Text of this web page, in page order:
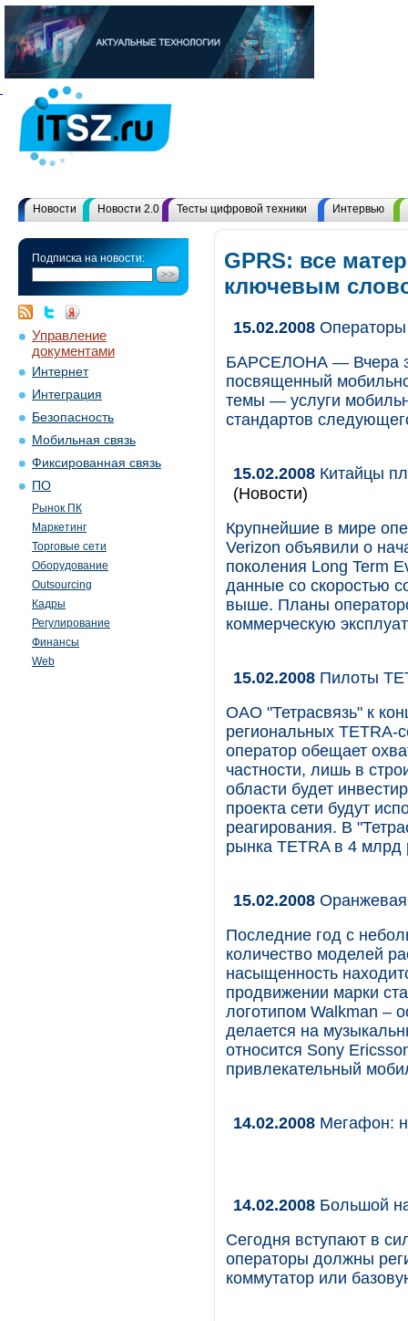
Новости Новости 2.0 Тесты цифровой техники Интервью
Подписка на новости:
Управление
документами
Интернет
Интеграция
Безопасность
Мобильная связь
Фиксированная связь
ПО
Рынок ПК
Маркетинг
Торговые сети
Оборудование
Outsourcing
Кадры
Регулирование
Финансы
Web
GPRS: все
ключевым
15.02.2008 Операторы
БАРСЕЛОНА — Вчера
посвященный
темы — услуги
стандартов
15.02.2008 Китайцы
(Новости)
Крупнейшие в мире
Verizon объявили о
поколения Long Term
данные со скоростью
выше. Планы
коммерческую
15.02.2008 Пилоты
ОАО "Тетрасвязь" к
региональных TETRA-
оператор обещает
частности, лишь в
области будет
проекта сети будут
реагирования. В
рынка TETRA в 4 млрд
15.02.2008 Оранжевая
Последние год с
количество моделей
насыщенность
продвижении марки
логотипом Walkman –
делается на
относится Sony
привлекательный
14.02.2008 Мегафон:
14.02.2008 Большой
Сегодня вступают в
операторы должны
коммутатор или